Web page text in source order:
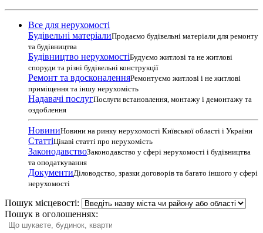
Все для нерухомості
Будівельні матеріалиПродаємо будівельні матеріали для ремонту
та будівництва
Будівництво нерухомостіБудуємо житлові та не житлові
споруди та різні будівельні конструкції
Ремонт та вдосконаленняРемонтуємо житлові і не житлові
приміщення та іншу нерухомість
Надавачі послугПослуги встановлення, монтажу і демонтажу та
оздоблення
НовиниНовини на ринку нерухомості Київської області і України
СтаттіЦікаві статті про нерухомість
ЗаконодавствоЗаконодавство у сфері нерухомості і будівництва
та оподаткування
ДокументиДіловодство, зразки договорів та багато іншого у сфері
нерухомості
Пошук місцевості:
Пошук в оголошеннях: